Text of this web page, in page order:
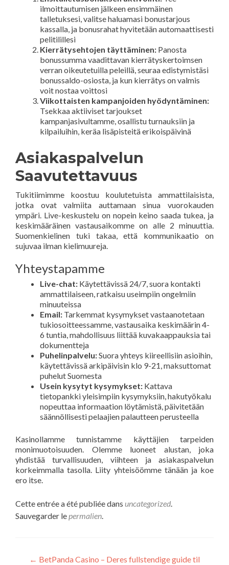
ilmoittautumisen jälkeen ensimmäinen
talletuksesi, valitse haluamasi bonustarjous
kassalla, ja bonusrahat hyvitetään automaattisesti
pelitilillesi
Kierrätysehtojen täyttäminen: Panosta
bonussumma vaadittavan kierrätyskertoimsen
verran oikeutetuilla peleillä, seuraa edistymistäsi
bonussaldo-osiosta, ja kun kierrätys on valmis
voit nostaa voittosi
Viikottaisten kampanjoiden hyödyntäminen:
Tsekkaa aktiiviset tarjoukset
kampanjasivultamme, osallistu turnauksiin ja
kilpailuihin, keräa lisäpisteitä erikoispäivinä
Asiakaspalvelun
Saavutettavuus
Tukitiimimme koostuu koulutetuista ammattilaisista,
jotka ovat valmiita auttamaan sinua vuorokauden
ympäri. Live-keskustelu on nopein keino saada tukea, ja
keskimääräinen vastausaikomme on alle 2 minuuttia.
Suomenkielinen tuki takaa, että kommunikaatio on
sujuvaa ilman kielimuureja.
Yhteystapamme
Live-chat: Käytettävissä 24/7, suora kontakti
ammattilaiseen, ratkaisu useimpiin ongelmiin
minuuteissa
Email: Tarkemmat kysymykset vastaanotetaan
tukiosoitteessamme, vastausaika keskimäärin 4-
6 tuntia, mahdollisuus liittää kuvakaappauksia tai
dokumentteja
Puhelinpalvelu:Suora yhteys kiireellisiin asioihin,
käytettävissä arkipäivisin klo 9-21, maksuttomat
puhelut Suomesta
Usein kysytyt kysymykset: Kattava
tietopankki yleisimpiin kysymyksiin, hakutyökalu
nopeuttaa informaation löytämistä, päivitetään
säännöllisesti pelaajien palautteen perusteella
Kasinollamme tunnistamme käyttäjien tarpeiden
monimuotoisuuden. Olemme luoneet alustan, joka
yhdistää turvallisuuden, viihteen ja asiakaspalvelun
korkeimmalla tasolla. Liity yhteisöömme tänään ja koe
ero itse.
Cette entrée a été publiée dans uncategorized.
Sauvegarder lepermalien.
← BetPanda Casino – Deres fullstendige guide til